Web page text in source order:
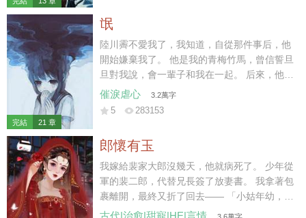
完結 21 章
氓
陸川霽不愛我了，我知道，自從那件事后，他
開始嫌棄我了。 他是我的青梅竹馬，曾信誓旦
旦對我說，會一輩子和我在一起。 后來，他遇
見另一個干凈明媚的女孩子。 「薇薇，我一直
拿你當妹妹看的。」
催淚虐心 3.2萬字
5 283153
郎懷有玉
我嫁給裴家大郎沒幾天，他就病死了。 少年從
軍的裴二郎，代替兄長簽了放妻書。 我拿著包
裹離開，最終又折了回去—— 「小姑年幼，太
母也需人照顧，放妻書我先收著，二叔且放心
古代|治愈|甜寵|HE|言情